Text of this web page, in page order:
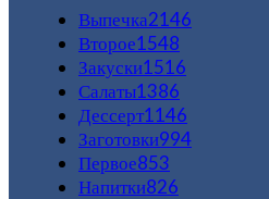
Выпечка2146
Второе1548
Закуски1516
Салаты1386
Дессерт1146
Заготовки994
Первое853
Напитки826